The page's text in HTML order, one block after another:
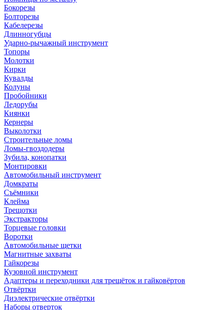
Бокорезы
Болторезы
Кабелерезы
Длинногубцы
Ударно-рычажный инструмент
Топоры
Молотки
Кирки
Кувалды
Колуны
Пробойники
Ледорубы
Киянки
Кернеры
Выколотки
Строительные ломы
Ломы-гвоздодеры
Зубила, конопатки
Монтировки
Автомобильный инструмент
Домкраты
Съёмники
Клейма
Трещотки
Экстракторы
Торцевые головки
Воротки
Автомобильные щетки
Магнитные захваты
Гайкорезы
Кузовной инструмент
Адаптеры и переходники для трещёток и гайковёртов
Отвёртки
Диэлектрические отвёртки
Наборы отверток